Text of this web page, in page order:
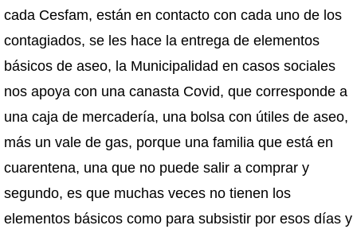
cada Cesfam, están en contacto con cada uno de los
contagiados, se les hace la entrega de elementos
básicos de aseo, la Municipalidad en casos sociales
nos apoya con una canasta Covid, que corresponde a
una caja de mercadería, una bolsa con útiles de aseo,
más un vale de gas, porque una familia que está en
cuarentena, una que no puede salir a comprar y
segundo, es que muchas veces no tienen los
elementos básicos como para subsistir por esos días y